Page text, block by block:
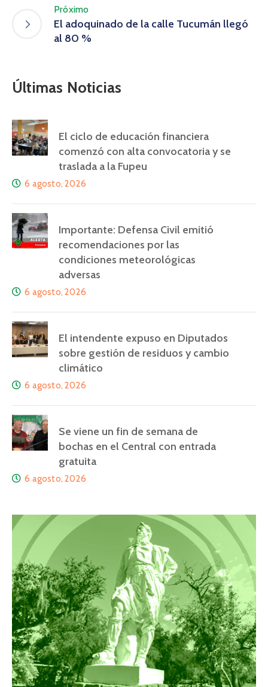
Próximo
El adoquinado de la calle Tucumán llegó
al 80 %
Últimas Noticias
El ciclo de educación financiera
comenzó con alta convocatoria y se
traslada a la Fupeu
6 agosto, 2026
Importante: Defensa Civil emitió
recomendaciones por las
condiciones meteorológicas
adversas
6 agosto, 2026
El intendente expuso en Diputados
sobre gestión de residuos y cambio
climático
6 agosto, 2026
Se viene un fin de semana de
bochas en el Central con entrada
gratuita
6 agosto, 2026